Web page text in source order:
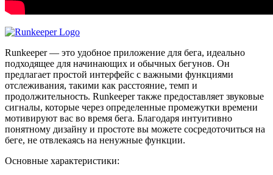
Runkeeper — это удобное приложение для бега, идеально
подходящее для начинающих и обычных бегунов. Он
предлагает простой интерфейс с важными функциями
отслеживания, такими как расстояние, темп и
продолжительность. Runkeeper также предоставляет звуковые
сигналы, которые через определенные промежутки времени
мотивируют вас во время бега. Благодаря интуитивно
понятному дизайну и простоте вы можете сосредоточиться на
беге, не отвлекаясь на ненужные функции.
Основные характеристики: